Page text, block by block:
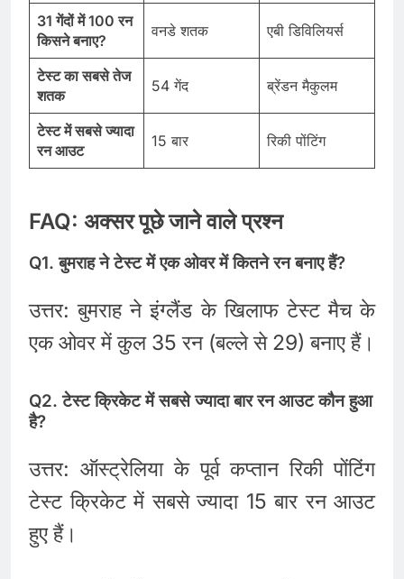
31 गेंदों में 100 रन
किसने बनाए?
वनडे शतक एबी डिविलियर्स
टेस्ट का सबसे तेज
शतक
54 गेंद ब्रेंडन मैकुलम
टेस्ट में सबसे ज्यादा
रन आउट
15 बार रिकी पोंटिंग
FAQ: अक्सर पूछे जाने वाले प्रश्न
Q1. बुमराह ने टेस्ट में एक ओवर में कितने रन बनाए हैं?
उत्तर: बुमराह ने इंग्लैंड के खिलाफ टेस्ट मैच के
एक ओवर में कुल 35 रन (बल्ले से 29) बनाए हैं।
Q2. टेस्ट क्रिकेट में सबसे ज्यादा बार रन आउट कौन हुआ
है?
उत्तर: ऑस्ट्रेलिया के पूर्व कप्तान रिकी पोंटिंग
टेस्ट क्रिकेट में सबसे ज्यादा 15 बार रन आउट
हुए हैं।